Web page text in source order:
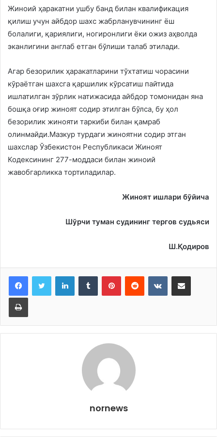
Жиноий ҳаракатни ушбу банд билан квалификация
қилиш учун айбдор шахс жабрланувчининг ёш
болалиги, қариялиги, ногиронлиги ёки ожиз аҳволда
эканлигини англаб етган бўлиши талаб этилади.
Агар безорилик ҳаракатларини тўхтатиш чорасини
кўраётган шахсга қаршилик кўрсатиш пайтида
ишлатилган зўрлик натижасида айбдор томонидан яна
бошқа оғир жиноят содир этилган бўлса, бу ҳол
безорилик жинояти таркиби билан қамраб
олинмайди.Мазкур турдаги жиноятни содир этган
шахслар Ўзбекистон Республикаси Жиноят
Кодексининг 277-моддаси билан жиноий
жавобгарликка тортиладилар.
Жиноят ишлари бўйича
Шўрчи туман судининг тергов судьяси
Ш.Қодиров
LinkedInTumblr PinterestReddit VKontakteShare via Email
Print
nornews